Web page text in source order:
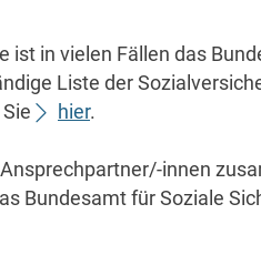
ist in vielen Fällen das
Liste der
hier.
innen
Bundesamt für Soziale